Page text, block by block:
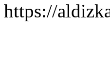
https://